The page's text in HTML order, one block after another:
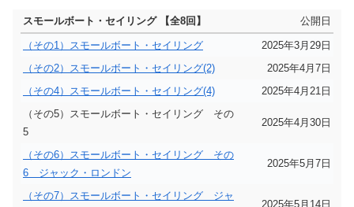
スモールボート・セイリング 【全8回】 公開日
（その1）スモールボート・セイリング
2025年3月29日
（その2）スモールボート・セイリング(2)
2025年4月7日
（その4）スモールボート・セイリング(4)
2025年4月21日
（その5）スモールボート・セイリング その
5
2025年4月30日
（その6）スモールボート・セイリング その
6 ジャック・ロンドン
2025年5月7日
（その7）スモールボート・セイリング ジャ
2025年5月14日